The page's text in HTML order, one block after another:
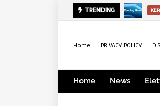
TRENDING
Home PRIVACY POLICY
Home News